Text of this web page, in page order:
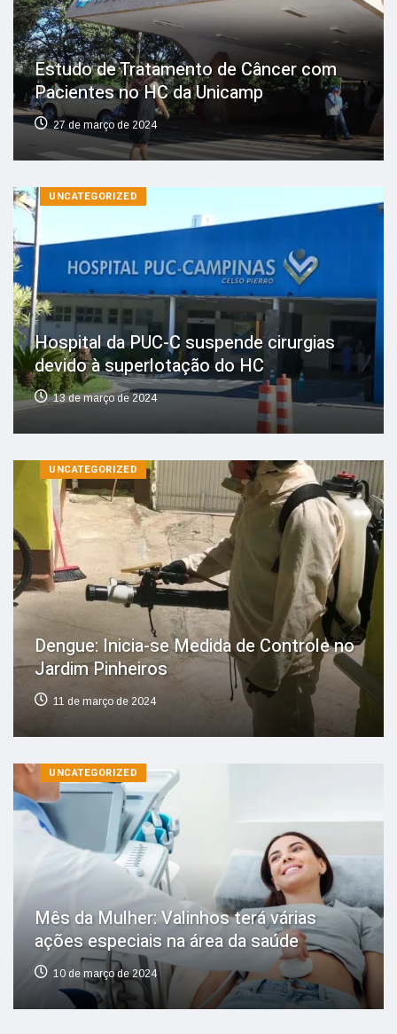
Estudo de Tratamento de Câncer com
Pacientes no HC da Unicamp
27 de março de 2024
UNCATEGORIZED
Hospital da PUC-C suspende cirurgias
devido à superlotação do HC
13 de março de 2024
UNCATEGORIZED
Dengue: Inicia-se Medida de Controle no
Jardim Pinheiros
11 de março de 2024
UNCATEGORIZED
Mês da Mulher: Valinhos terá várias
ações especiais na área da saúde
10 de março de 2024